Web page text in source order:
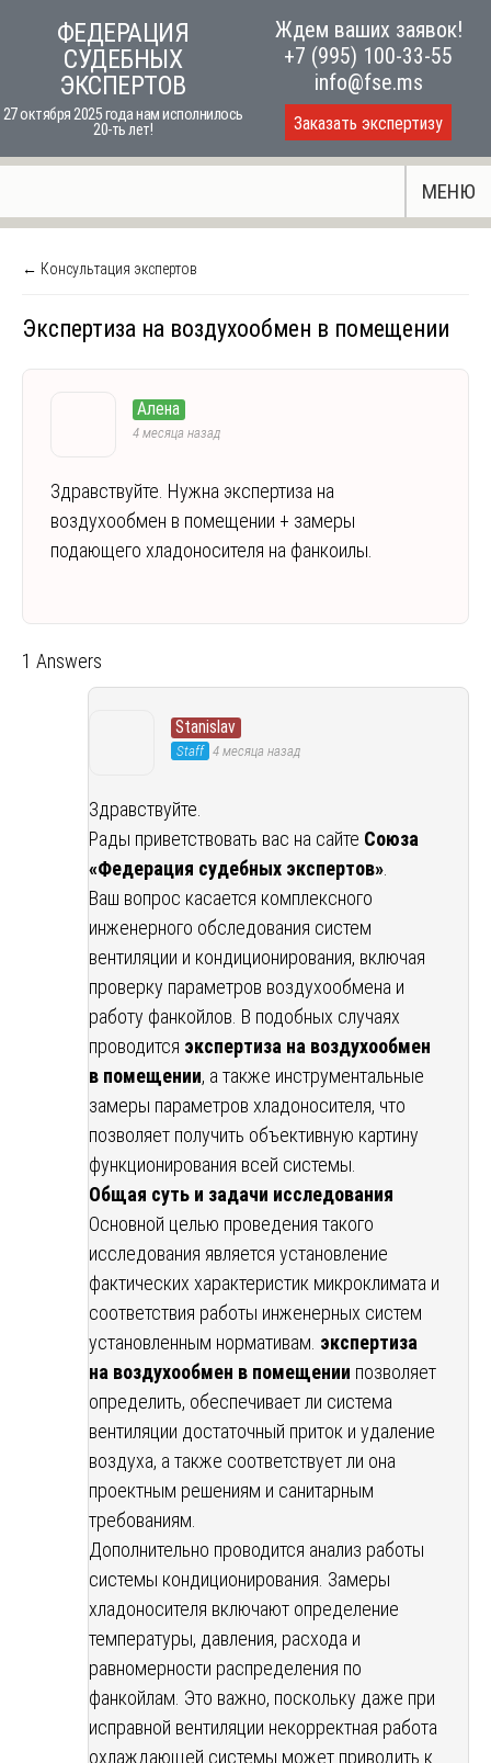
ФЕДЕРАЦИЯ
СУДЕБНЫХ
ЭКСПЕРТОВ
27 октября 2025 года нам исполнилось
20-ть лет!
Ждем ваших заявок!
+7 (995) 100-33-55
info@fse.ms
Заказать экспертизу
МЕНЮ
← Консультация экспертов
Экспертиза на воздухообмен в помещении
Алена
4 месяца назад
Здравствуйте. Нужна экспертиза на
воздухообмен в помещении + замеры
подающего хладоносителя на фанкоилы.
1 Answers
Stanislav
Staff 4 месяца назад
Здравствуйте.
Рады приветствовать вас на сайте Союза
«Федерация судебных экспертов»
Ваш вопрос касается комплексного
инженерного обследования систем
вентиляции и кондиционирования, включая
проверку параметров воздухообмена и
работу фанкойлов. В подобных случаях
проводится экспертиза на воздухообмен
в помещении, а также инструментальные
замеры параметров хладоносителя, что
позволяет получить объективную картину
функционирования всей системы.
Общая суть и задачи исследования
Основной целью проведения такого
исследования является установление
фактических характеристик микроклимата и
соответствия работы инженерных систем
установленным нормативам. экспертиза
на воздухообмен в помещении позволяет
определить, обеспечивает ли система
вентиляции достаточный приток и удаление
воздуха, а также соответствует ли она
проектным решениям и санитарным
требованиям.
Дополнительно проводится анализ работы
системы кондиционирования. Замеры
хладоносителя включают определение
температуры, давления, расхода и
равномерности распределения по
фанкойлам. Это важно, поскольку даже при
исправной вентиляции некорректная работа
охлаждающей системы может приводить к